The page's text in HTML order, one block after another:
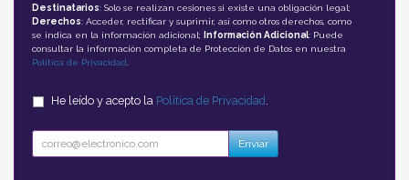
Destinatarios: Solo se realizan cesiones si existe una obligación legal;
Derechos: Acceder, rectificar y suprimir, así como otros derechos, como
se indica en la información adicional;
Información Adicional: Puede
consultar la información completa de Protección de Datos en nuestra
Política de Privacidad
He leído y acepto la Política de Privacidad
Enviar